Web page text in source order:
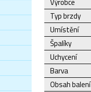
Typ brzdy
Umístění
Špalíky
Uchycení
Barva
Obsah balení